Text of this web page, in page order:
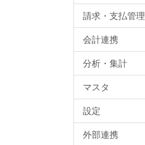
請求・支払管理
会計連携
分析・集計
マスタ
設定
外部連携